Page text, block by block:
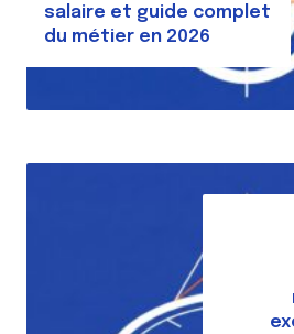
salaire et guide complet
du métier en 2026